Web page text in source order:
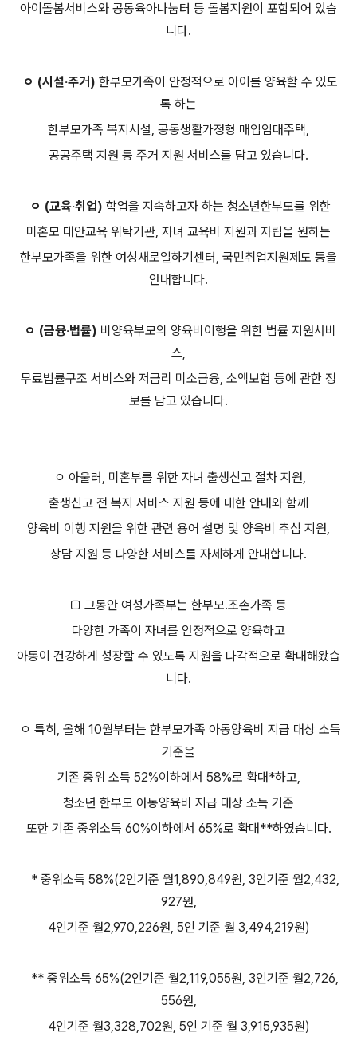
아이돌봄서비스와 공동육아나눔터 등 돌봄지원이 포함되어 있습
니다.
ㅇ (시설‧주거) 한부모가족이 안정적으로 아이를 양육할 수 있도
록 하는
한부모가족 복지시설, 공동생활가정형 매입임대주택,
공공주택 지원 등 주거 지원 서비스를 담고 있습니다.
ㅇ (교육‧취업) 학업을 지속하고자 하는 청소년한부모를 위한
미혼모 대안교육 위탁기관, 자녀 교육비 지원과 자립을 원하는
한부모가족을 위한 여성새로일하기센터, 국민취업지원제도 등을
안내합니다.
ㅇ (금융‧법률) 비양육부모의 양육비이행을 위한 법률 지원서비
스,
무료법률구조 서비스와 저금리 미소금융, 소액보험 등에 관한 정
보를 담고 있습니다.
ㅇ 아울러, 미혼부를 위한 자녀 출생신고 절차 지원,
출생신고 전 복지 서비스 지원 등에 대한 안내와 함께
양육비 이행 지원을 위한 관련 용어 설명 및 양육비 추심 지원,
상담 지원 등 다양한 서비스를 자세하게 안내합니다.
□ 그동안 여성가족부는 한부모․조손가족 등
다양한 가족이 자녀를 안정적으로 양육하고
아동이 건강하게 성장할 수 있도록 지원을 다각적으로 확대해왔습
니다.
ㅇ 특히, 올해 10월부터는 한부모가족 아동양육비 지급 대상 소득
기준을
기존 중위 소득 52%이하에서 58%로 확대*하고,
청소년 한부모 아동양육비 지급 대상 소득 기준
또한 기존 중위소득 60%이하에서 65%로 확대**하였습니다.
* 중위소득 58%(2인기준 월1,890,849원, 3인기준 월2,432,
927원,
4인기준 월2,970,226원, 5인 기준 월 3,494,219원)
** 중위소득 65%(2인기준 월2,119,055원, 3인기준 월2,726,
556원,
4인기준 월3,328,702원, 5인 기준 월 3,915,935원)